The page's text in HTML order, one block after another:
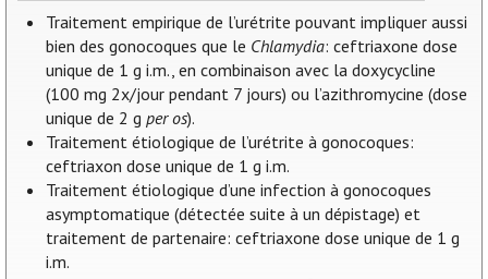
Traitement empirique de l’urétrite pouvant impliquer aussi
bien des gonocoques que le Chlamydia: ceftriaxone dose
unique de 1 g i.m., en combinaison avec la doxycycline
(100 mg 2x/jour pendant 7 jours) ou l’azithromycine (dose
unique de 2 gper os).
Traitement étiologique de l’urétrite à gonocoques:
ceftriaxon dose unique de 1 g i.m.
Traitement étiologique d’une infection à gonocoques
asymptomatique (détectée suite à un dépistage) et
traitement de partenaire: ceftriaxone dose unique de 1 g
i.m.